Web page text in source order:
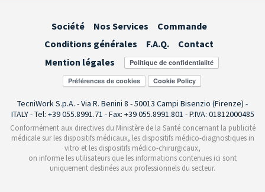
Société Nos Services
Commande
Conditions générales
F.A.Q.
Contact
Mention légales
Préférences de cookies
TecniWork S.p.A. - Via R. Benini 8 - 50013 Campi Bisenzio (Firenze) -
ITALY - Tel: +39 055.8991.71 - Fax: +39 055.8991.801 - P.IVA: 01812000485
Conformément aux directives du Ministère de la Santé concernant la publicité
médicale sur les dispositifs médicaux, les dispositifs médico-diagnostiques in
vitro et les dispositifs médico-chirurgicaux,
on informe les utilisateurs que les informations contenues ici sont
uniquement destinées aux professionnels du secteur.